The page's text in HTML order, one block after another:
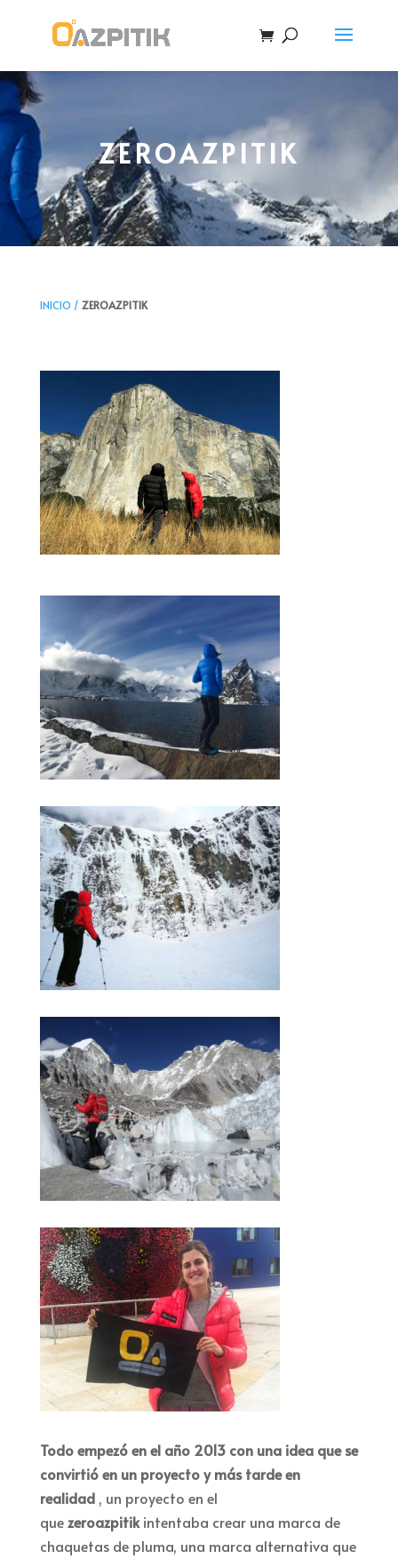
ZEROAZPITIK
INICIO / ZEROAZPITIK
Todo empezó en el año 2013 con una idea que se
convirtió en un proyecto y más tarde en
realidad , un proyecto en el
que zeroazpitik intentaba crear una marca de
chaquetas de pluma, una marca alternativa que